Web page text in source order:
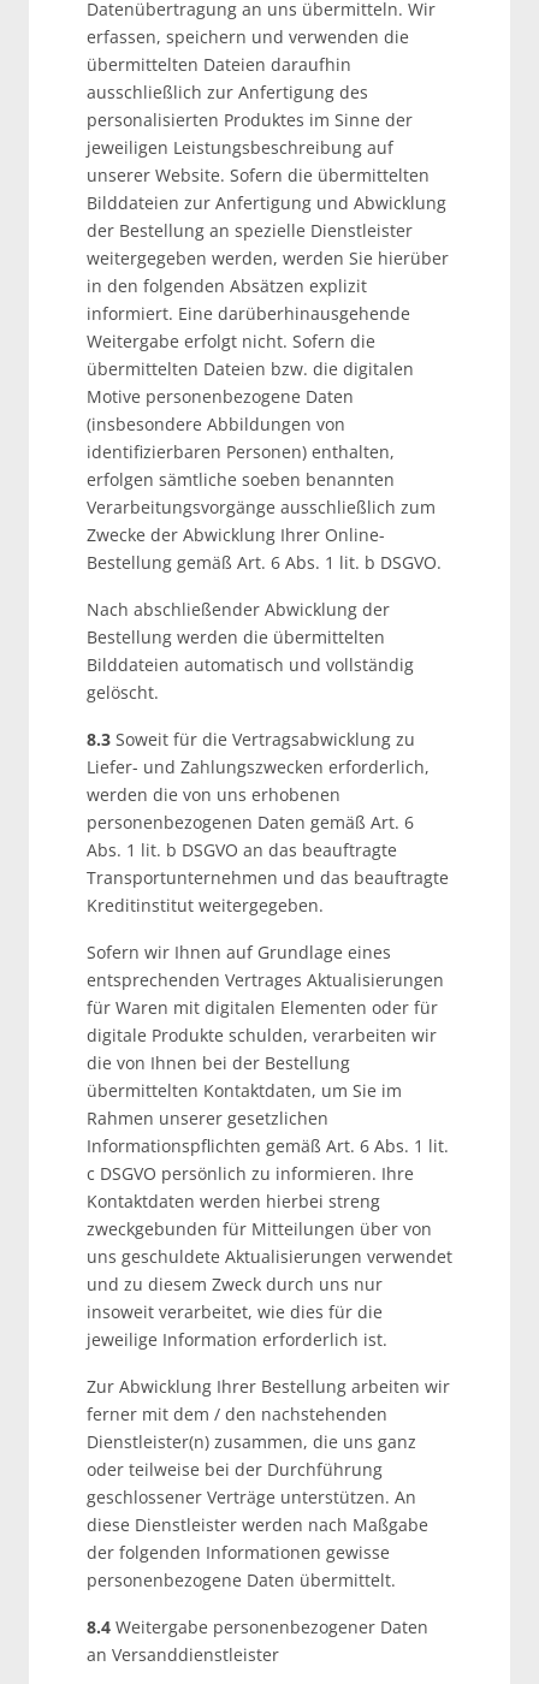
Datenübertragung an uns übermitteln. Wir
erfassen, speichern und verwenden die
übermittelten Dateien daraufhin
ausschließlich zur Anfertigung des
personalisierten Produktes im Sinne der
jeweiligen Leistungsbeschreibung auf
unserer Website. Sofern die übermittelten
Bilddateien zur Anfertigung und Abwicklung
der Bestellung an spezielle Dienstleister
weitergegeben werden, werden Sie hierüber
in den folgenden Absätzen explizit
informiert. Eine darüberhinausgehende
Weitergabe erfolgt nicht. Sofern die
übermittelten Dateien bzw. die digitalen
Motive personenbezogene Daten
(insbesondere Abbildungen von
identifizierbaren Personen) enthalten,
erfolgen sämtliche soeben benannten
Verarbeitungsvorgänge ausschließlich zum
Zwecke der Abwicklung Ihrer Online-
Bestellung gemäß Art. 6 Abs. 1 lit. b DSGVO.
Nach abschließender Abwicklung der
Bestellung werden die übermittelten
Bilddateien automatisch und vollständig
gelöscht.
8.3 Soweit für die Vertragsabwicklung zu
Liefer- und Zahlungszwecken erforderlich,
werden die von uns erhobenen
personenbezogenen Daten gemäß Art. 6
Abs. 1 lit. b DSGVO an das beauftragte
Transportunternehmen und das beauftragte
Kreditinstitut weitergegeben.
Sofern wir Ihnen auf Grundlage eines
entsprechenden Vertrages Aktualisierungen
für Waren mit digitalen Elementen oder für
digitale Produkte schulden, verarbeiten wir
die von Ihnen bei der Bestellung
übermittelten Kontaktdaten, um Sie im
Rahmen unserer gesetzlichen
Informationspflichten gemäß Art. 6 Abs. 1 lit.
c DSGVO persönlich zu informieren. Ihre
Kontaktdaten werden hierbei streng
zweckgebunden für Mitteilungen über von
uns geschuldete Aktualisierungen verwendet
und zu diesem Zweck durch uns nur
insoweit verarbeitet, wie dies für die
jeweilige Information erforderlich ist.
Zur Abwicklung Ihrer Bestellung arbeiten wir
ferner mit dem / den nachstehenden
Dienstleister(n) zusammen, die uns ganz
oder teilweise bei der Durchführung
geschlossener Verträge unterstützen. An
diese Dienstleister werden nach Maßgabe
der folgenden Informationen gewisse
personenbezogene Daten übermittelt.
8.4 Weitergabe personenbezogener Daten
an Versanddienstleister